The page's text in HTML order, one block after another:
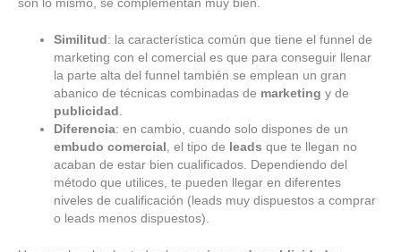
Similitud: la característica común que tiene el funnel de
marketing con el comercial es que para conseguir llenar
la parte alta del funnel también se emplean un gran
abanico de técnicas combinadas de marketing y de
publicidad
Diferencia: en cambio, cuando solo dispones de un
embudo comercial , el tipo de leads que te llegan no
acaban de estar bien cualificados. Dependiendo del
método que utilices, te pueden llegar en diferentes
niveles de cualificación (leads muy dispuestos a comprar
o leads menos dispuestos).